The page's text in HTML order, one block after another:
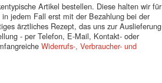
Artikel bestellen. Diese halten wir für
jedem Fall erst mit der Bezahlung bei der
ärztliches Rezept, das uns zur Auslieferung
- per Telefon, E-Mail, Kontakt- oder
Widerrufs-, Verbraucher- und